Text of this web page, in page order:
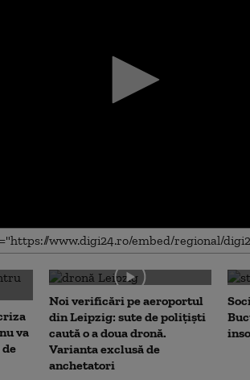
va
Noi verificări pe aeroportul
din Leipzig: sute de polițiști
caută o a doua dronă.
Varianta exclusă de
anchetatori